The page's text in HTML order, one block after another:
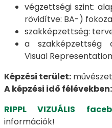
végzettségi szint:
rövidítve: BA-)
szakképzettség:
a szakképzettség
Visual
Képzési terület:
A képzési idő félévekben:
RIPPL VIZUÁLIS
információk!